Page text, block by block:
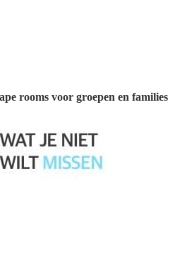
rooms voor groepen en families